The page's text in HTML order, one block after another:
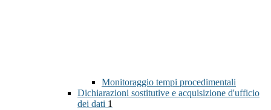
Monitoraggio tempi procedimentali
Dichiarazioni sostitutive e acquisizione d'ufficio
dei dati 1